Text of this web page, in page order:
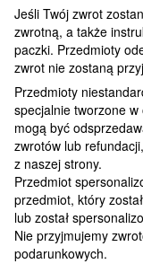
Jeśli Twój zwrot
zwrotną, a także
paczki. Przedmioty
zwrot nie zostaną
Przedmioty
specjalnie tworzone
mogą być
zwrotów lub
z naszej strony.
Przedmiot
przedmiot, który
lub został
Nie przyjmujemy
podarunkowych.